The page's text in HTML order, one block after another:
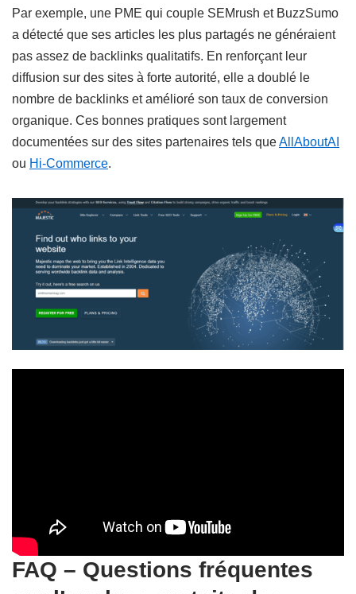
Par exemple, une PME qui couple SEMrush et BuzzSumo
a détecté que ses articles les plus partagés ne généraient
pas assez de backlinks qualitatifs. En renforçant leur
diffusion sur des sites à forte autorité, elle a doublé le
nombre de backlinks et amélioré son taux de conversion
organique. Ces bonnes pratiques sont largement
documentées sur des sites partenaires tels queAllAboutAI
ou Hi-Commerce.
FAQ – Questions fréquentes